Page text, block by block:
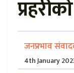
जनप्रभाव
4th January